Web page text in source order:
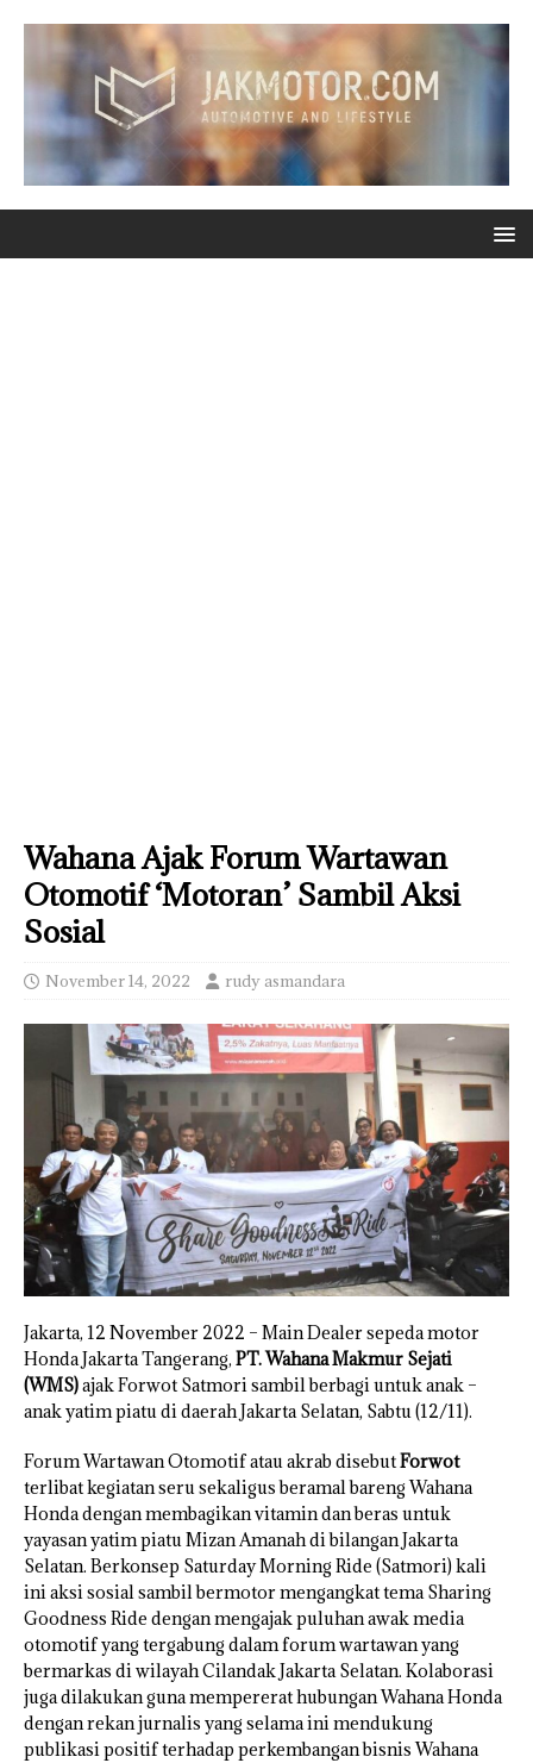
Wahana Ajak Forum Wartawan
Otomotif ‘Motoran’ Sambil Aksi
Sosial
November 14, 2022 rudy asmandara
Jakarta, 12 November 2022 – Main Dealer sepeda motor
Honda Jakarta Tangerang, PT. Wahana Makmur Sejati
(WMS)ajak Forwot Satmori sambil berbagi untuk anak –
anak yatim piatu di daerah Jakarta Selatan, Sabtu (12/11).
Forum Wartawan Otomotif atau akrab disebutForwot
terlibat kegiatan seru sekaligus beramal bareng Wahana
Honda dengan membagikan vitamin dan beras untuk
yayasan yatim piatu Mizan Amanah di bilangan Jakarta
Selatan. Berkonsep Saturday Morning Ride (Satmori) kali
ini aksi sosial sambil bermotor mengangkat tema Sharing
Goodness Ride dengan mengajak puluhan awak media
otomotif yang tergabung dalam forum wartawan yang
bermarkas di wilayah Cilandak Jakarta Selatan. Kolaborasi
juga dilakukan guna mempererat hubungan Wahana Honda
dengan rekan jurnalis yang selama ini mendukung
publikasi positif terhadap perkembangan bisnis Wahana